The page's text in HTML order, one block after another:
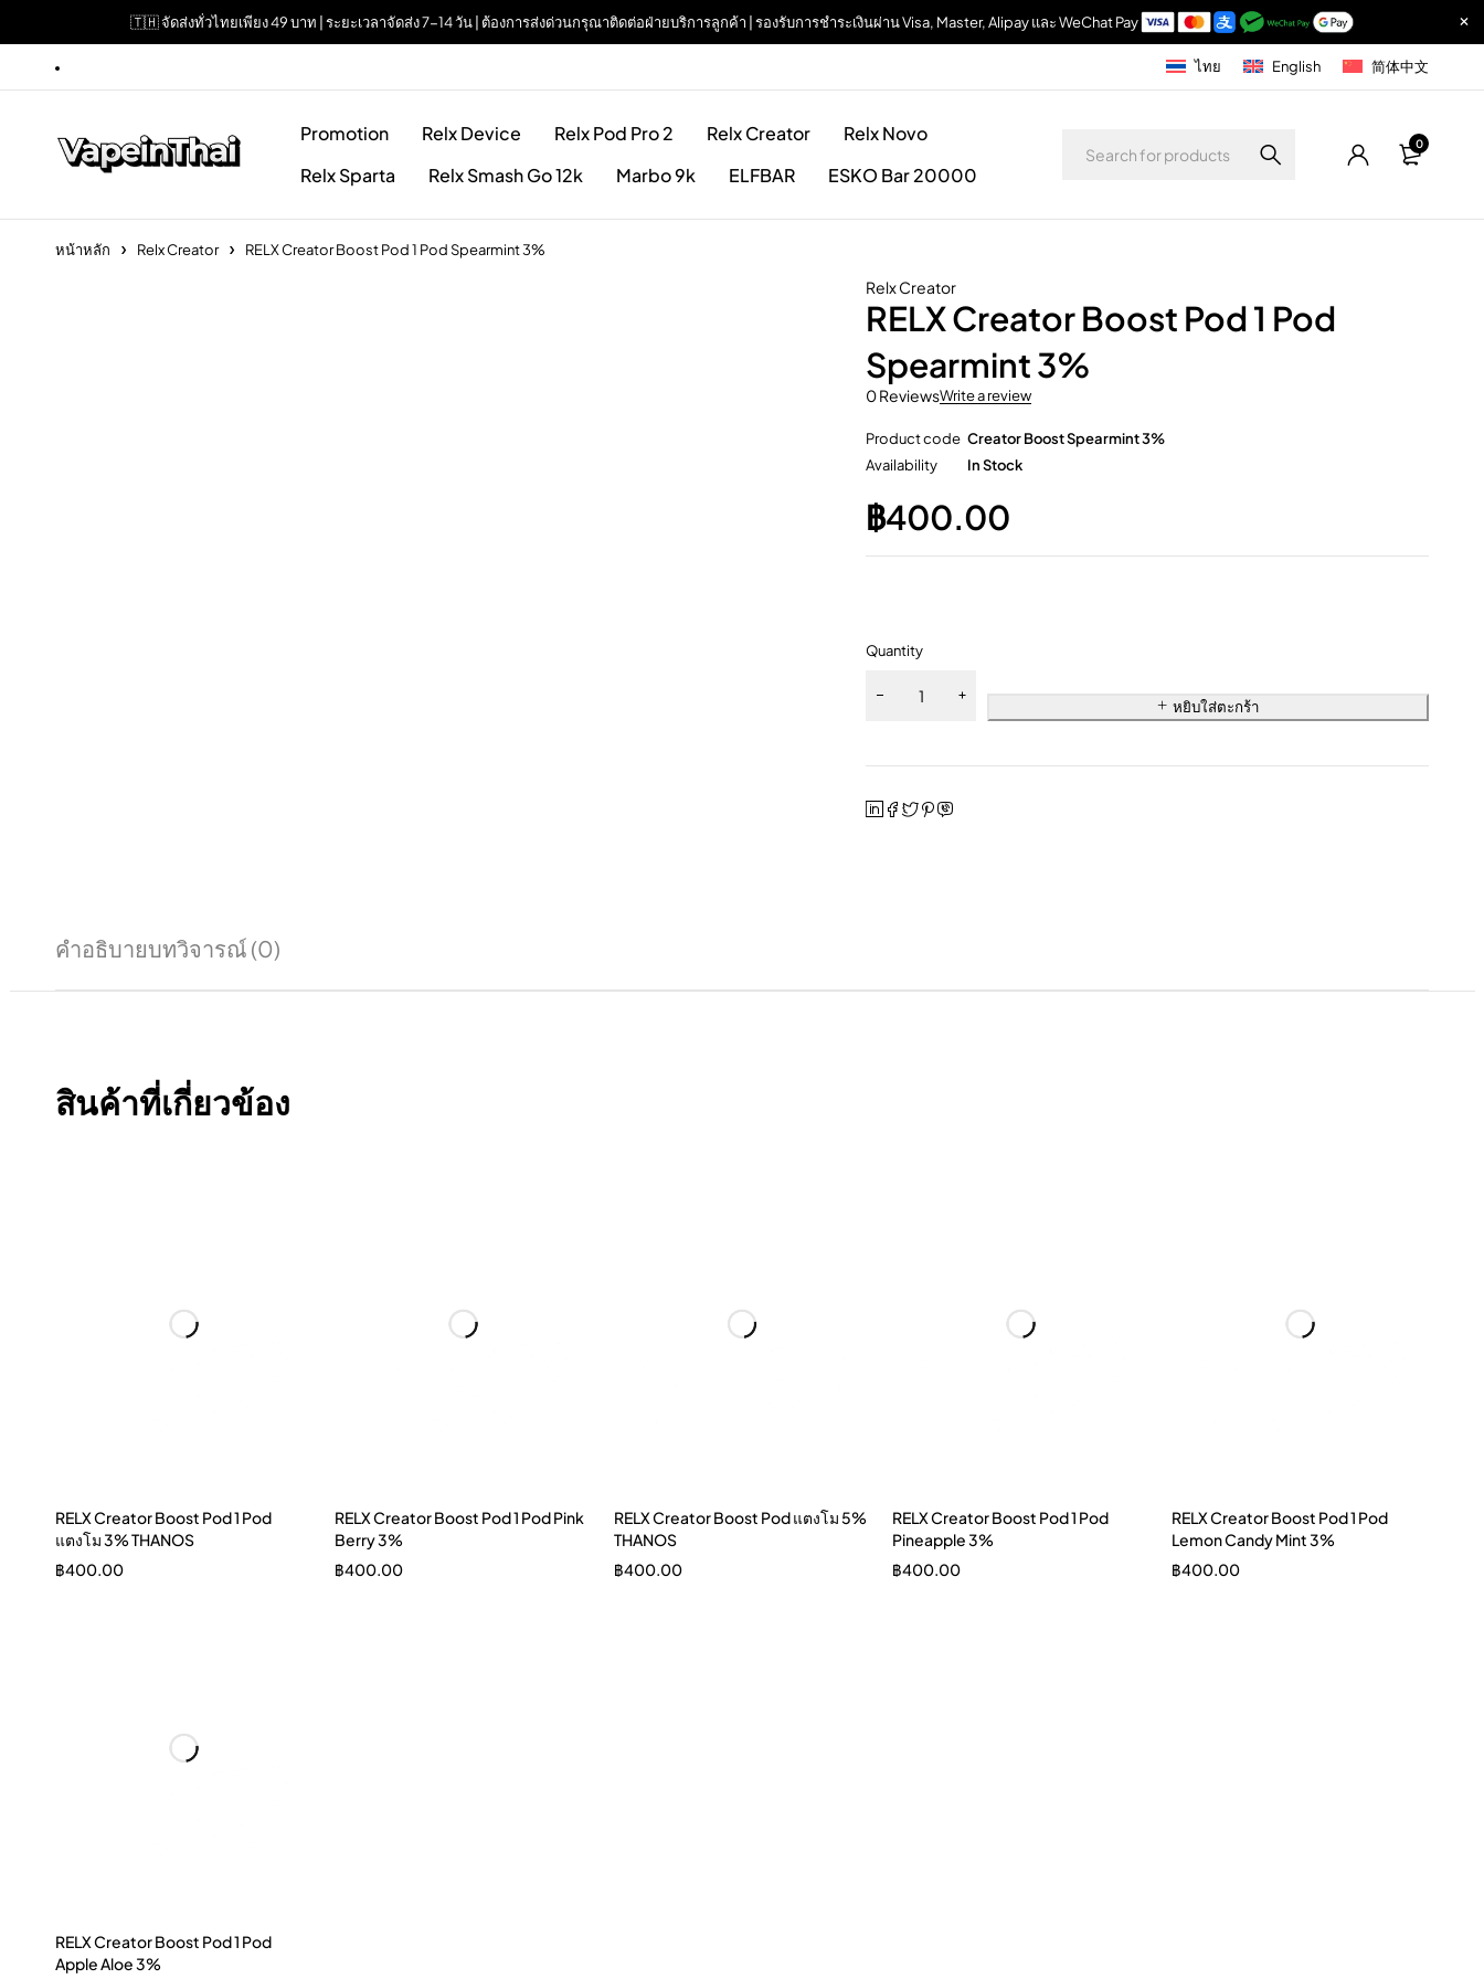
🇹🇭 จัดส่งทั่วไทยเพียง 49 บาท | ระยะเวลาจัดส่ง 7-14 วัน | ต้องการส่งด่วนกรุณาติดต่อฝ่ายบริการลูกค้า | รองรับการชำระเงินผ่าน Visa, Master, Alipay และ WeChat Pay
ไทย English 简体中文
Promotion Relx Device Relx Pod Pro 2 Relx Creator
Relx Novo
Relx Sparta
Relx Smash Go 12k Marbo 9k ELFBAR ESKO Bar 20000
0
หน้าหลัก Relx Creator RELX Creator Boost Pod 1 Pod Spearmint 3%
Relx Creator
RELX Creator Boost Pod 1 Pod
Spearmint 3%
0 ReviewsWrite a review
Product code Creator Boost Spearmint 3%
Availability
In Stock
฿400.00
Quantity
หยิบใส่ตะกร้า
คำอธิบายบทวิจารณ์ (0)
สินค้าที่เกี่ยวข้อง
RELX Creator Boost Pod 1 Pod
แตงโม 3% THANOS
฿400.00
RELX Creator Boost Pod 1 Pod Pink
Berry 3%
฿400.00
RELX Creator Boost Pod แตงโม 5%
THANOS
฿400.00
RELX Creator Boost Pod 1 Pod
Pineapple 3%
฿400.00
RELX Creator Boost Pod 1 Pod
Lemon Candy Mint 3%
฿400.00
RELX Creator Boost Pod 1 Pod
Apple Aloe 3%